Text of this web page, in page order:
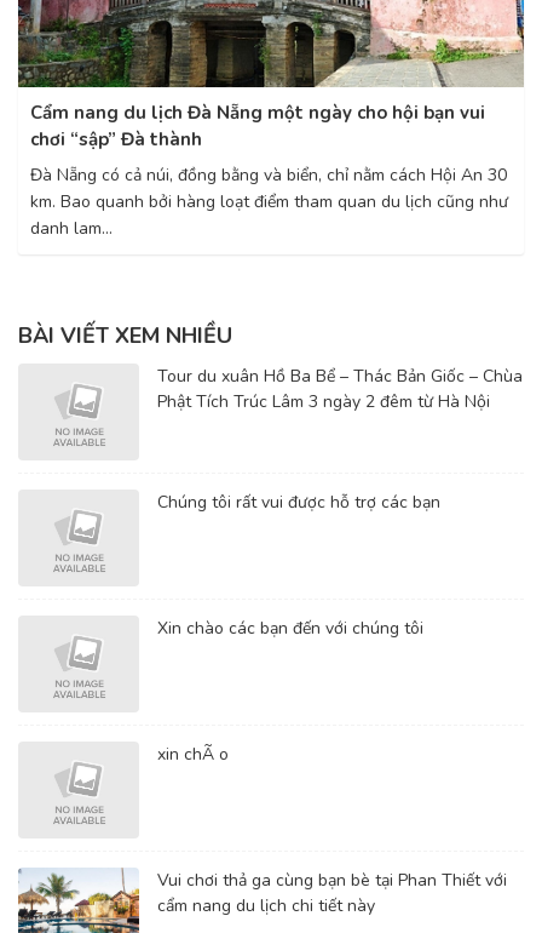
Cẩm nang du lịch Đà Nẵng một ngày cho hội bạn vui
chơi “sập” Đà thành
Đà Nẵng có cả núi, đồng bằng và biển, chỉ nằm cách Hội An 30
km. Bao quanh bởi hàng loạt điểm tham quan du lịch cũng như
danh lam...
BÀI VIẾT XEM NHIỀU
Tour du xuân Hồ Ba Bể – Thác Bản Giốc – Chùa
Phật Tích Trúc Lâm 3 ngày 2 đêm từ Hà Nội
Chúng tôi rất vui được hỗ trợ các bạn
Xin chào các bạn đến với chúng tôi
xin chÃ o
Vui chơi thả ga cùng bạn bè tại Phan Thiết với
cẩm nang du lịch chi tiết này